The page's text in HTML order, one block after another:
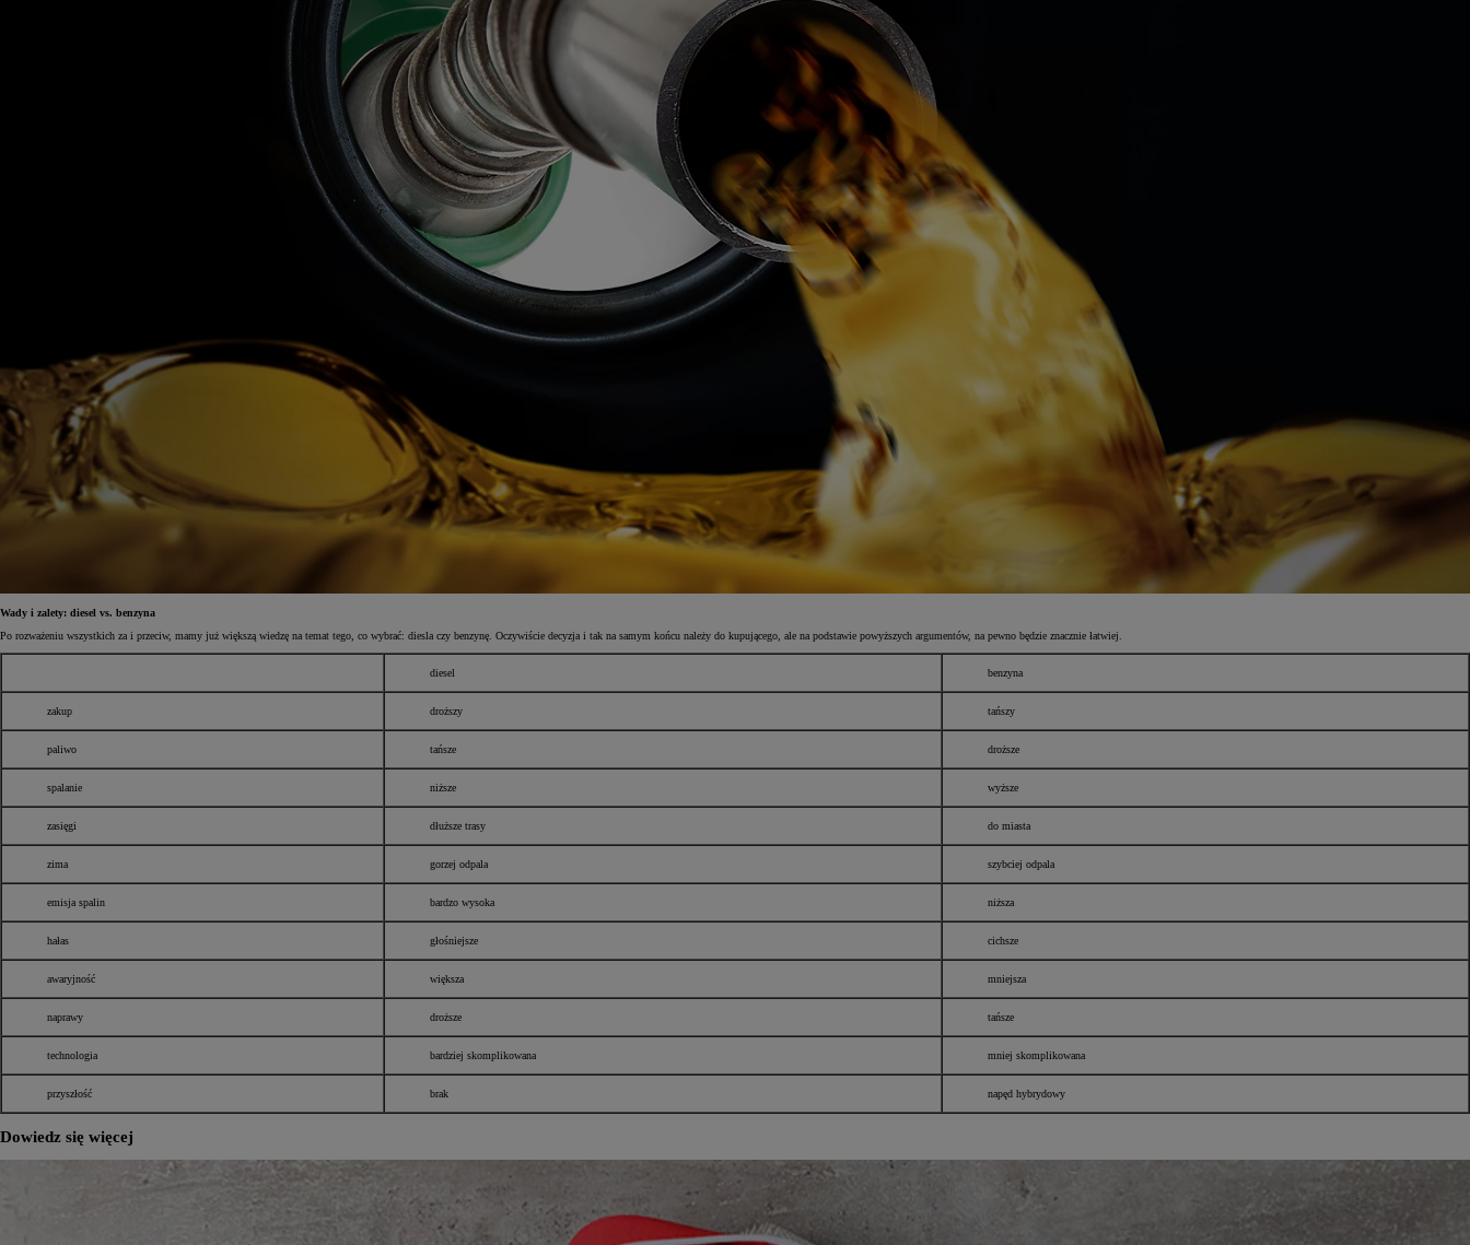
Od105 300 zł
Wady i zalety: diesel vs. benzyna
Po rozważeniu wszystkich za i przeciw, mamy już większą wiedzę na temat tego, co wybrać: diesla czy benzynę. Oczywiście decyzja i tak na samym końcu należy do kupującego, ale na podstawie powyższych argumentów, na pewno będzie znacznie łatwiej.
diesel benzyna
zakup droższy tańszy
paliwo tańsze droższe
spalanie niższe wyższe
zasięgi dłuższe trasy do miasta
zima gorzej odpala szybciej odpala
emisja spalin bardzo wysoka niższa
hałas głośniejsze cichsze
awaryjność większa mniejsza
naprawy droższe tańsze
technologia bardziej skomplikowana mniej skomplikowana
przyszłość brak napęd hybrydowy
Dowiedz się więcej